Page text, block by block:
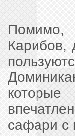
Помимо,
Карибов,
которые
сафари с